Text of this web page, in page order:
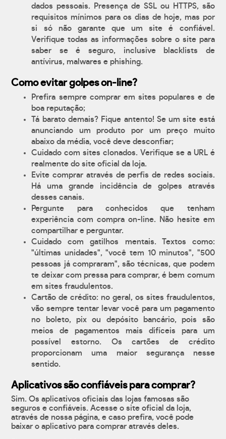
dados pessoais. Presença de SSL ou HTTPS, são
requisitos mínimos para os dias de hoje, mas por
si só não garante que um site é confiável.
Verifique todas as informações sobre o site para
saber se é seguro, inclusive blacklists de
antívirus, malwares e phishing.
Como evitar golpes on-line?
Prefira sempre comprar em sites populares e de
boa reputação;
Tá barato demais? Fique antento! Se um site está
anunciando um produto por um preço muito
abaixo da média, você deve desconfiar;
Cuidado com sites clonados. Verifique se a URL é
realmente do site oficial da loja.
Evite comprar através de perfis de redes sociais.
Há uma grande incidência de golpes através
desses canais.
Pergunte para conhecidos que tenham
experiência com compra on-line. Não hesite em
compartilhar e perguntar.
Cuidado com gatilhos mentais. Textos como:
"últimas unidades", "você tem 10 minutos", "500
pessoas já compraram", são técnicas, que podem
te deixar com pressa para comprar, é bem comum
em sites fraudulentos.
Cartão de crédito: no geral, os sites fraudulentos,
vão sempre tentar levar você para um pagamento
no boleto, pix ou depósito bancário, pois são
meios de pagamentos mais difíceis para um
possível estorno. Os cartões de crédito
proporcionam uma maior segurança nesse
sentido.
Aplicativos são confiáveis para comprar?
Sim. Os aplicativos oficiais das lojas famosas são
seguros e confiáveis. Acesse o site oficial da loja,
através de nossa página, e caso prefira, você pode
baixar o aplicativo para comprar através deles.